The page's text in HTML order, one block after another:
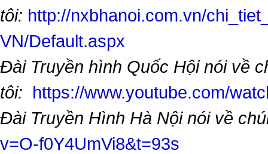
tôi: http://nxbhanoi.com.vn/
VN/Default.aspx
Đài Truyền hình Quốc Hội nói về
tôi: https://www.youtube.com/
Đài Truyền Hình Hà Nội nói về
v=O-f0Y4UmVi8&t=93s